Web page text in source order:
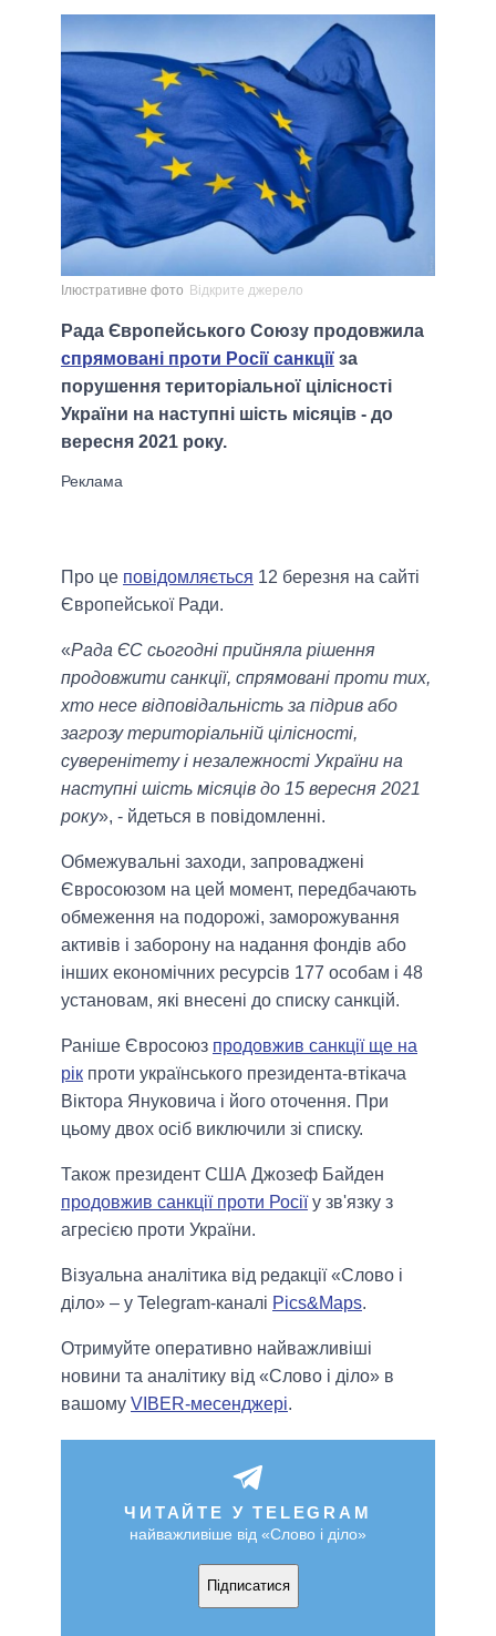
Ілюстративне фото Відкрите джерело
Рада Європейського Союзу продовжила
спрямовані проти Росії санкції за
порушення територіальної цілісності
України на наступні шість місяців - до
вересня 2021 року.
Про це повідомляється 12 березня на сайті
Європейської Ради.
«Рада ЄС сьогодні прийняла рішення
продовжити санкції, спрямовані проти тих,
хто несе відповідальність за підрив або
загрозу територіальній цілісності,
суверенітету і незалежності України на
наступні шість місяців до 15 вересня 2021
року», - йдеться в повідомленні.
Обмежувальні заходи, запроваджені
Євросоюзом на цей момент, передбачають
обмеження на подорожі, заморожування
активів і заборону на надання фондів або
інших економічних ресурсів 177 особам і 48
установам, які внесені до списку санкцій.
Раніше Євросоюз продовжив санкції ще на
рік проти українського президента-втікача
Віктора Януковича і його оточення. При
цьому двох осіб виключили зі списку.
Також президент США Джозеф Байден
продовжив санкції проти Росіїу зв'язку з
агресією проти України.
Візуальна аналітика від редакції «Слово і
діло» – у Telegram-каналі Pics&Maps.
Отримуйте оперативно найважливіші
новини та аналітику від «Слово і діло» в
вашому VIBER-месенджері.
ЧИТАЙТЕ У TELEGRAM
найважливіше від «Слово і діло»
Підписатися